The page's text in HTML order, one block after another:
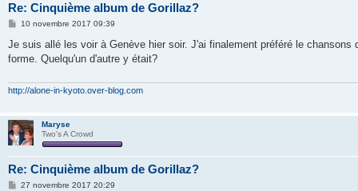
Re: Cinquième album de Gorillaz?
M
s
a
10 novembre 2017 09:39
Je suis allé les voir à Genève hier soir. J'ai finalement préféré le
forme. Quelqu'un d'autre y était?
http://alone-in-kyoto.over-blog.com
Maryse
Two's A Crowd
Re: Cinquième album de Gorillaz?
M27 novembre 2017 20:29